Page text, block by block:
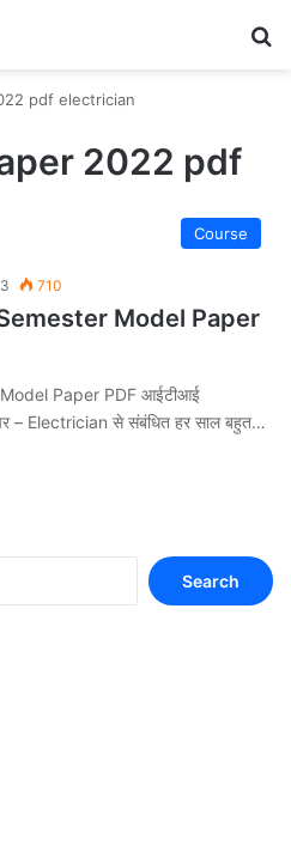
pdf electrician
2022 pdf
Course
3 710
Model Paper
Paper PDF आईटीआई
– Electrician से संबंधित हर साल बहुत…
Search
for: